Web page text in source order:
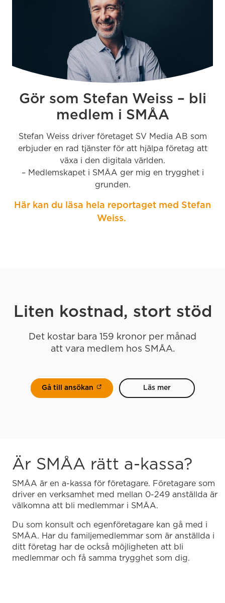
Gör som Stefan Weiss – bli
medlem i SMÅA
Stefan Weiss driver företaget SV Media AB som
erbjuder en rad tjänster för att hjälpa företag att
växa i den digitala världen.
– Medlemskapet i SMÅA ger mig en trygghet i
grunden.
Här kan du läsa hela reportaget med Stefan
Weiss.
Liten kostnad, stort stöd
Det kostar bara 159 kronor per månad
att vara medlem hos SMÅA.
Gå till ansökan Läs mer
Är SMÅA rätt a-kassa?
SMÅA är en a-kassa för företagare. Företagare som
driver en verksamhet med mellan 0-249 anställda är
välkomna att bli medlemmar i SMÅA.
Du som konsult och egenföretagare kan gå med i
SMÅA. Har du familjemedlemmar som är anställda i
ditt företag har de också möjligheten att bli
medlemmar och få samma trygghet som dig.